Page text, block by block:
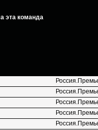
эта команда